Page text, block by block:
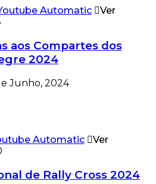
Ver
aos Compartes dos
2024
Junho, 2024
Ver
de Rally Cross 2024